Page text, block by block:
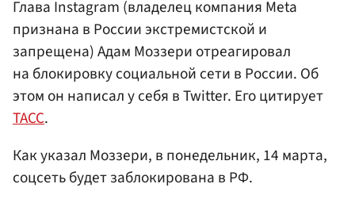
Глава Instagram (владелец компания Meta
признана в России экстремистской и
запрещена) Адам Моззери отреагировал
на блокировку социальной сети в России. Об
этом он написал у себя в Twitter. Его цитирует
ТАСС.
Как указал Моззери, в понедельник, 14 марта,
соцсеть будет заблокирована в РФ.